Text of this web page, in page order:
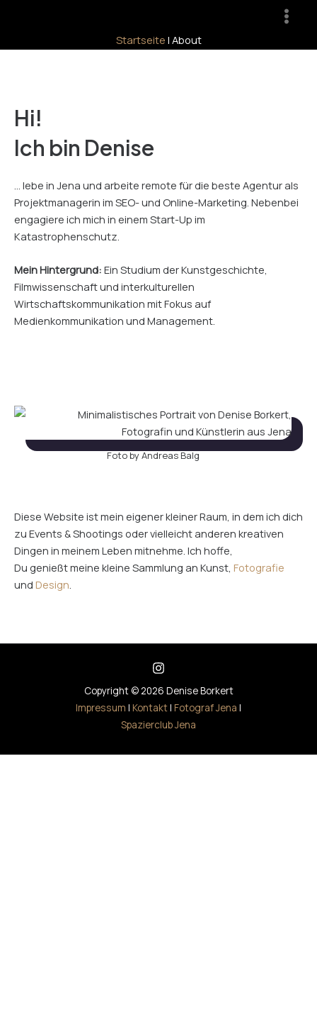
Main
Startseite | About
Hi!
Ich bin Denise
… lebe in Jena und arbeite remote für die beste Agentur als
Projektmanagerin im SEO- und Online-Marketing. Nebenbei
engagiere ich mich in einem Start-Up im
Katastrophenschutz.
Mein Hintergrund: Ein Studium der Kunstgeschichte,
Filmwissenschaft und interkulturellen
Wirtschaftskommunikation mit Fokus auf
Medienkommunikation und Management.
Foto by Andreas Balg
Diese Website ist mein eigener kleiner Raum, in dem ich dich
zu Events & Shootings oder vielleicht anderen kreativen
Dingen in meinem Leben mitnehme. Ich hoffe,
Du genießt meine kleine Sammlung an Kunst, Fotografie
und Design
Copyright © 2026 Denise Borkert
Impressum | Kontakt| Fotograf Jena |
Spazierclub Jena